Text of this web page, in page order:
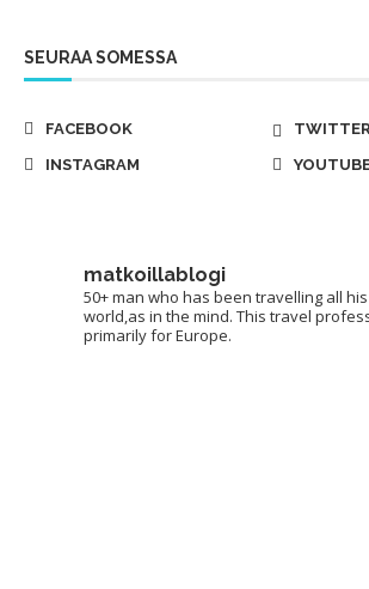
SEURAA SOMESSA
FACEBOOK
INSTAGRAM
matkoillablogi
50+ man who has been travelling all
world,as in the mind. This travel
primarily for Europe.